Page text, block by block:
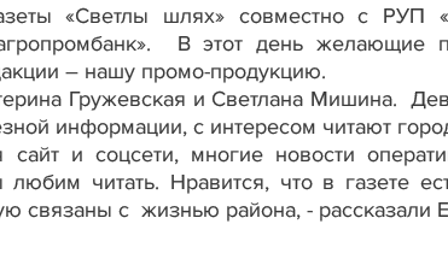
«Светлы шлях» совместно с РУП
В этот день желающие
– нашу промо-продукцию.
Гружевская и Светлана Мишина.
информации, с интересом читают
сайт и соцсети, многие новости
читать. Нравится, что в газете
связаны с жизнью района, - рассказали